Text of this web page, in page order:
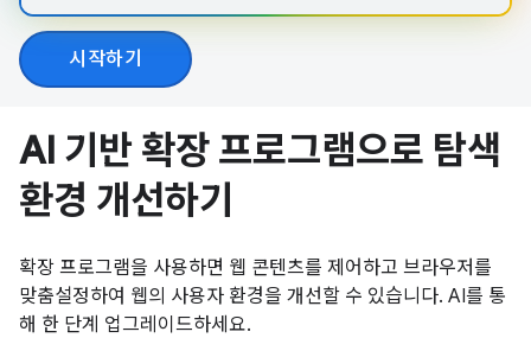
시작하기
AI 기반 확장 프로그램으로 탐색
환경 개선하기
확장 프로그램을 사용하면 웹 콘텐츠를 제어하고 브라우저를
맞춤설정하여 웹의 사용자 환경을 개선할 수 있습니다. AI를 통
해 한 단계 업그레이드하세요.